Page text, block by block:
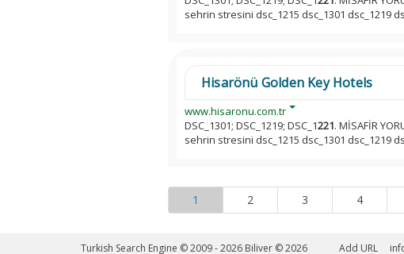
sehrin stresini dsc_1215 dsc_1301 dsc_1219
Hisarönü Golden Key Hotels
www.hisaronu.com.tr
DSC_1301; DSC_1219; DSC_1221. MİSAFİR
sehrin stresini dsc_1215 dsc_1301 dsc_1219
1 2 3 4
Turkish Search Engine © 2009 - 2026 Biliver © 2026 Add URL